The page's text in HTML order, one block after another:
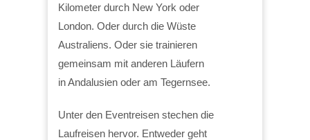
Kilometer durch New York oder
London. Oder durch die Wüste
Australiens. Oder sie trainieren
gemeinsam mit anderen Läufern
in Andalusien oder am Tegernsee.
Unter den Eventreisen stechen die
Laufreisen hervor. Entweder geht